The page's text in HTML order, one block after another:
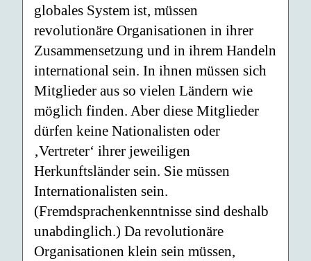
globales System ist, müssen
revolutionäre Organisationen in ihrer
Zusammensetzung und in ihrem Handeln
international sein. In ihnen müssen sich
Mitglieder aus so vielen Ländern wie
möglich finden. Aber diese Mitglieder
dürfen keine Nationalisten oder
‚Vertreter‘ ihrer jeweiligen
Herkunftsländer sein. Sie müssen
Internationalisten sein.
(Fremdsprachenkenntnisse sind deshalb
unabdinglich.) Da revolutionäre
Organisationen klein sein müssen,